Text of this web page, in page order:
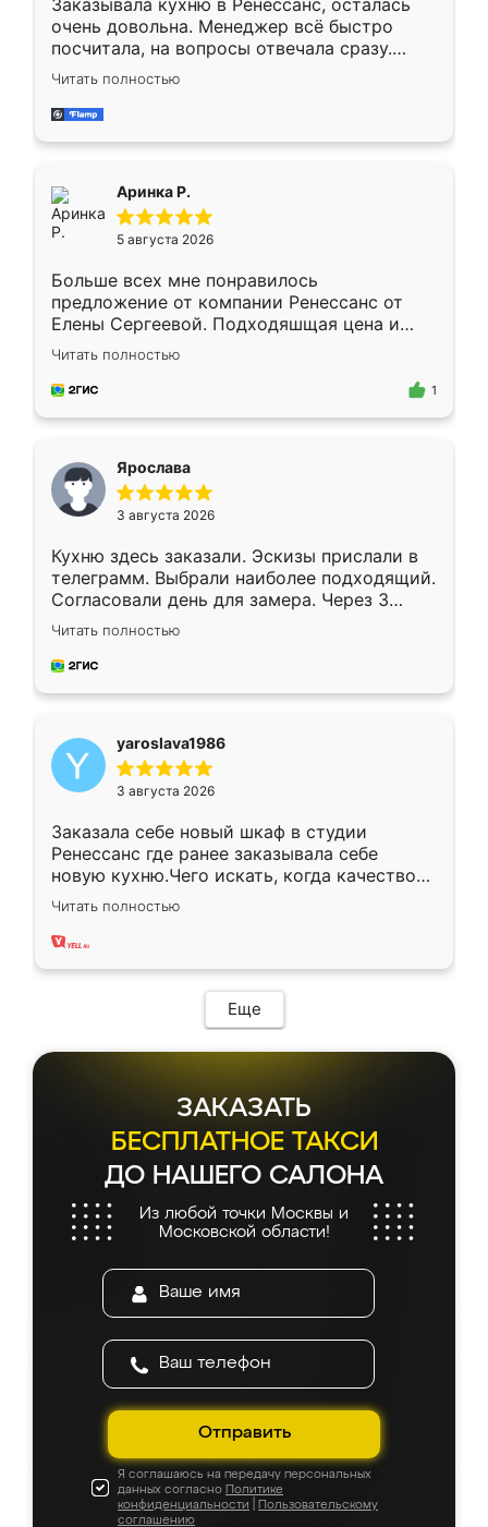
Заказывала кухню в Ренессанс, осталась
очень довольна. Менеджер всё быстро
посчитала, на вопросы отвечала сразу.
Замерщик приехал в субботу, подошёл к
делу со всей ответственностью. Собрали
за день, ребята работали аккуратно, даже
Читать полностью
Аринка Р.
5 августа 2026
Больше всех мне понравилось
предложение от компании Ренессанс от
Елены Сергеевой. Подходяшщая цена и
короткие сроки изготовления. Приехавший
для замера сотрудник Владислав
предложил по моему эскизу самый
Читать полностью
1
Ярослава
3 августа 2026
Кухню здесь заказали. Эскизы прислали в
телеграмм. Выбрали наиболее подходящий.
Согласовали день для замера. Через 3
недели кухня была уже готова. Остались
довольны работой. Спасибо Ренессанс
мебель за качественную работу!
Читать полностью
yaroslava1986
3 августа 2026
Заказала себе новый шкаф в студии
Ренессанс где ранее заказывала себе
новую кухню.Чего искать, когда качеством
вполне довольна. Служит кухня уже почти
два года, нареканий нет.
Читать полностью
Еще
ЗАКАЗАТЬ
БЕСПЛАТНОЕ ТАКСИ
ДО НАШЕГО САЛОНА
Из любой точки Москвы и
Московской области!
Отправить
Я соглашаюсь на передачу персональных
данных согласно Политике
конфиденциальности
Пользовательскому
соглашению